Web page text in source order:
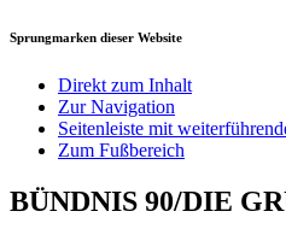
Sprungmarken dieser Website
Direkt zum Inhalt
Zur Navigation
Seitenleiste mit
Zum Fußbereich
BÜNDNIS 90/DIE